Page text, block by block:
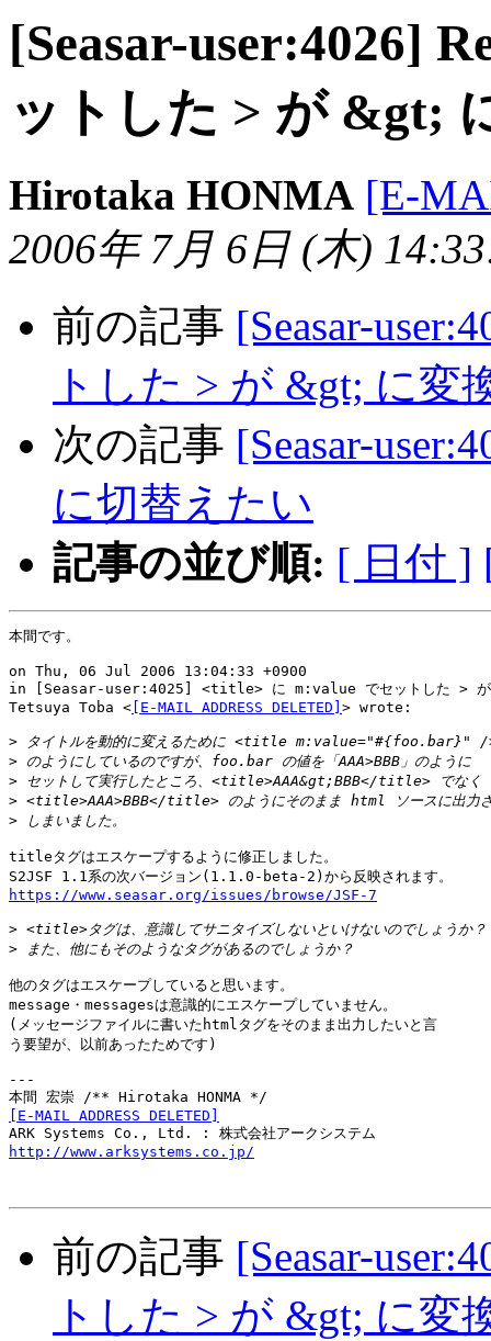
[Seasar-user:4026]
ットした > が &gt;
Hirotaka HONMA [E-
2006年 7月 6日 (木)
前の記事 [Seasar-
トした > が &gt; に変
次の記事 [Seasar-
に切替えたい
記事の並び順: [ 日付 ]
本間です。
on Thu, 06 Jul 2006 13:04:33 +0900
in [Seasar-user:4025] <title> に m:value でセットした > が
Tetsuya Toba < [E-MAIL ADDRESS DELETED] > wrote:
>
>
>
>
>
titleタグはエスケープするように修正しました。
https://www.seasar.org/issues/browse/JSF-7
>
>
他のタグはエスケープしていると思います。
message・messagesは意識的にエスケープしていません。
(メッセージファイルに書いたhtmlタグをそのまま出力したいと言
う要望が、以前あったためです)
---
[E-MAIL ADDRESS DELETED]
http://www.arksystems.co.jp/
前の記事 [Seasar-
トした > が &gt; に変